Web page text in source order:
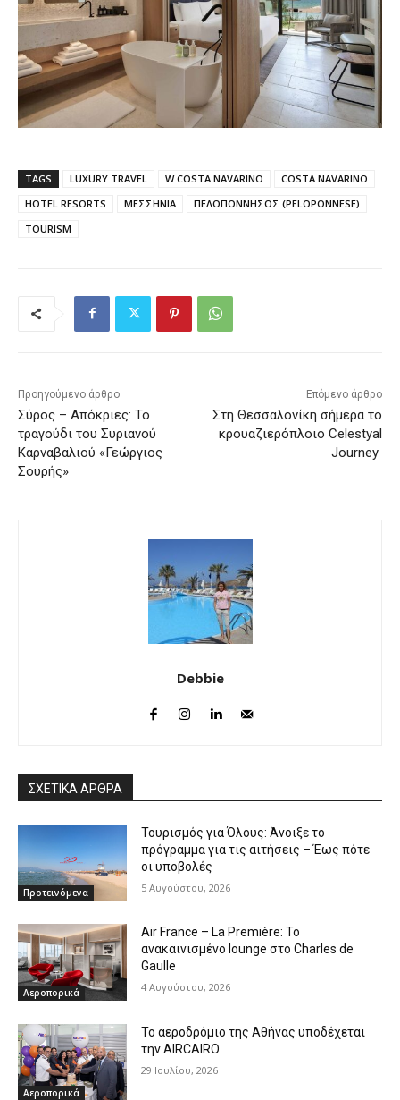
TAGS LUXURY TRAVEL W COSTA NAVARINO
COSTA NAVARINO
HOTEL RESORTS
ΜΕΣΣΗΝΙΑ
ΠΕΛΟΠΟΝΝΗΣΟΣ (PELOPONNESE)
TOURISM
Προηγούμενο άρθρο
Σύρος – Απόκριες: Το
τραγούδι του Συριανού
Καρναβαλιού «Γεώργιος
Σουρής»
Επόμενο άρθρο
Στη Θεσσαλονίκη σήμερα το
κρουαζιερόπλοιο Celestyal
Journey
Debbie
ΣΧΕΤΙΚΑ ΑΡΘΡΑ
Προτεινόμενα
Τουρισμός για Όλους: Άνοιξε το
πρόγραμμα για τις αιτήσεις – Έως πότε
οι υποβολές
5 Αυγούστου, 2026
Αεροπορικά
Air France – La Première: Το
ανακαινισμένο lounge στο Charles de
Gaulle
4 Αυγούστου, 2026
Αεροπορικά
Το αεροδρόμιο της Αθήνας υποδέχεται
την AIRCAIRO
29 Ιουλίου, 2026